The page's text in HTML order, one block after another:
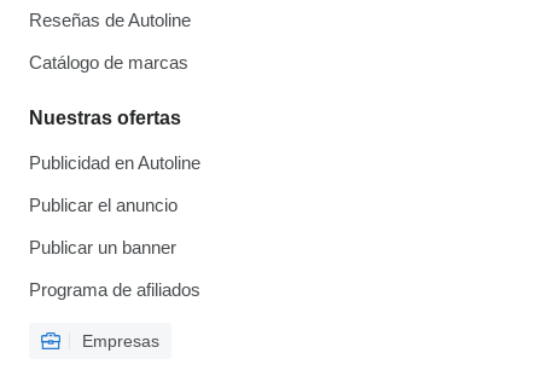
Reseñas de Autoline
Catálogo de marcas
Nuestras ofertas
Publicidad en Autoline
Publicar el anuncio
Publicar un banner
Programa de afiliados
Empresas